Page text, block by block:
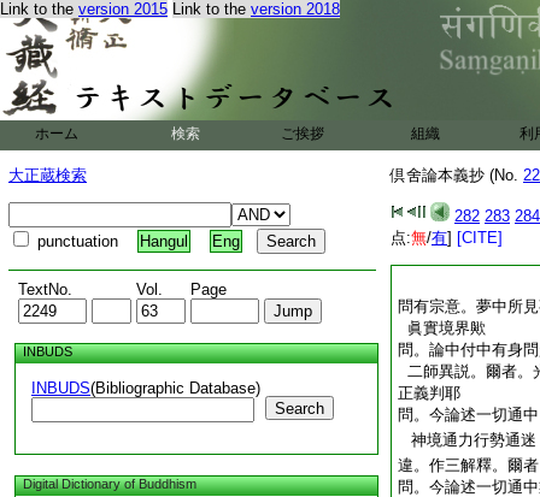
Link to the version 2015 Link to the version 2018
ホーム 検索 ご挨拶 組織 利
大正蔵検索
punctuation Hangul Eng
TextNo. Vol. Page
INBUDS
INBUDS(Bibliographic Database)
Search
Digital Dictionary of Buddhism
倶舍論本義抄 (No.
282 283 284
点:無/有] [CITE]
問有宗意。夢中所
眞實境界歟
問。論中付中有身
二師異説。爾者。
正義判耶
問。今論述一切通
神境通力行勢通迷
違。作三解釋。爾
問。今論述一切通